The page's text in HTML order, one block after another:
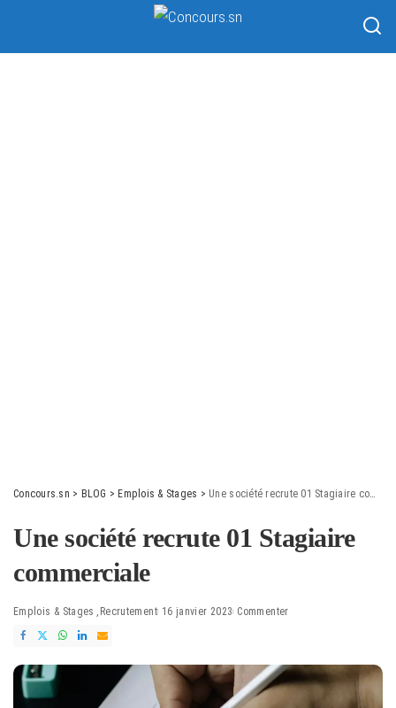
Concours.sn > BLOG > Emplois & Stages > Une société recrute 01 Stagiaire commerciale
Une société recrute 01 Stagiaire
commerciale
Emplois & Stages Recrutement 16 janvier 2023 Commenter